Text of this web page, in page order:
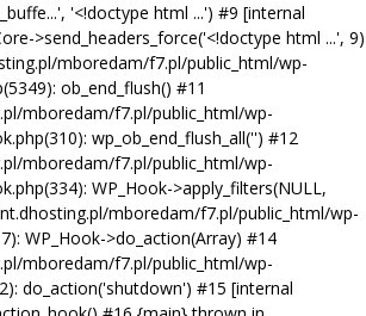
'<!doctype html ...') #9 [internal
>send_headers_force('<!doctype html ...', 9)
mboredam/f7.pl/public_html/wp-
ob_end_flush() #11
mboredam/f7.pl/public_html/wp-
wp_ob_end_flush_all('') #12
mboredam/f7.pl/public_html/wp-
WP_Hook->apply_filters(NULL,
mboredam/f7.pl/public_html/wp-
WP_Hook->do_action(Array) #14
mboredam/f7.pl/public_html/wp-
do_action('shutdown') #15 [internal